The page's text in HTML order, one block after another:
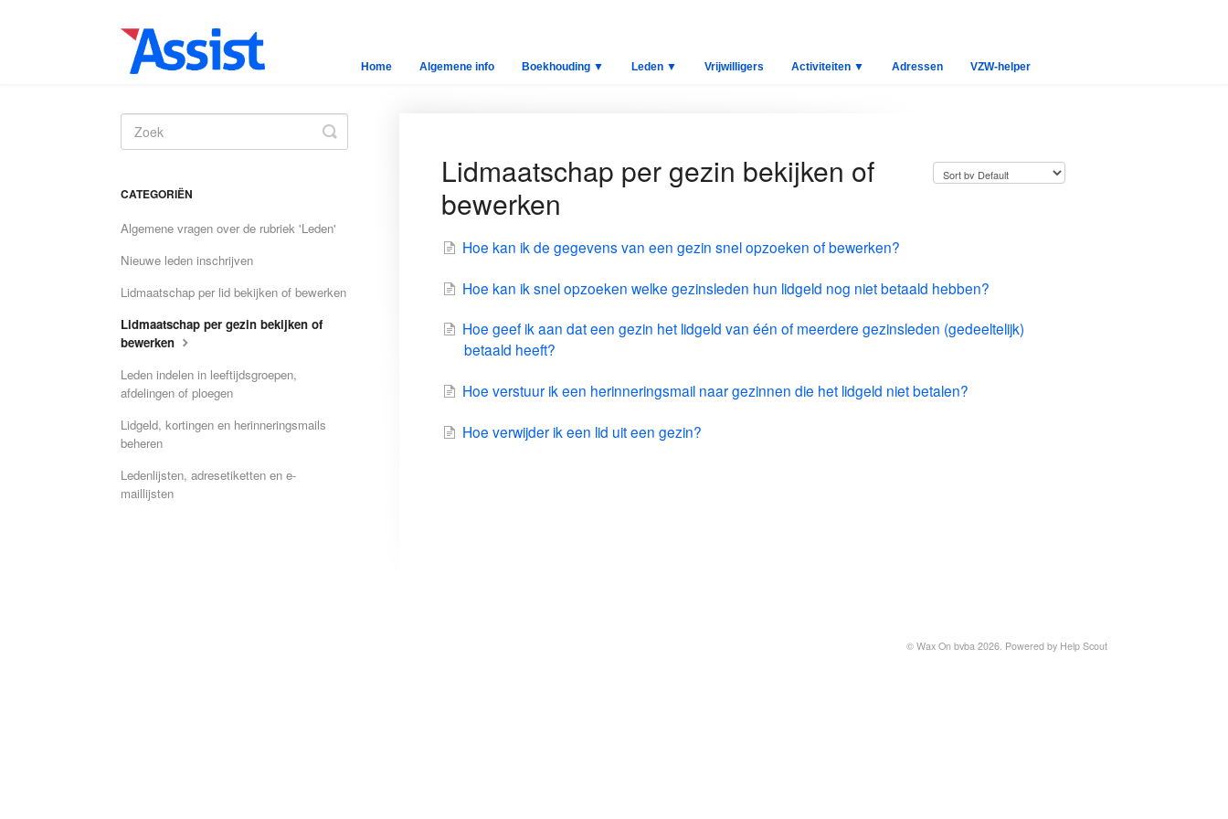
Home Algemene info Boekhouding ▼ Leden ▼ Vrijwilligers Activiteiten ▼ Adressen VZW-helper
Lidmaatschap per gezin bekijken of
bewerken
Hoe kan ik de gegevens van een gezin snel opzoeken of bewerken?
Hoe kan ik snel opzoeken welke gezinsleden hun lidgeld nog niet betaald hebben?
Hoe geef ik aan dat een gezin het lidgeld van één of meerdere gezinsleden (gedeeltelijk)
betaald heeft?
Hoe verstuur ik een herinneringsmail naar gezinnen die het lidgeld niet betalen?
Hoe verwijder ik een lid uit een gezin?
Toggle
Search
CATEGORIËN
Algemene vragen over de rubriek 'Leden'
Nieuwe leden inschrijven
Lidmaatschap per lid bekijken of bewerken
Lidmaatschap per gezin bekijken of
bewerken
Leden indelen in leeftijdsgroepen,
afdelingen of ploegen
Lidgeld, kortingen en herinneringsmails
beheren
Ledenlijsten, adresetiketten en e-
maillijsten
© Wax On bvba 2026. Powered by Help Scout